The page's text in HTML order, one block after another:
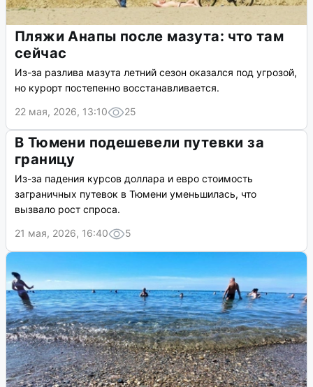
Пляжи Анапы после мазута: что там
сейчас
Из-за разлива мазута летний сезон оказался под угрозой,
но курорт постепенно восстанавливается.
22 мая, 2026, 13:10
25
В Тюмени подешевели путевки за
границу
Из-за падения курсов доллара и евро стоимость